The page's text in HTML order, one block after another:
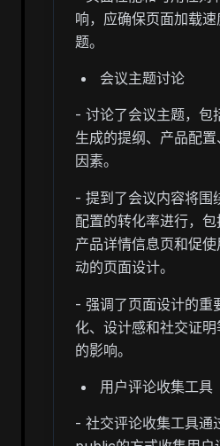
响，应确保页面加载
题。
会议主题讨论
- 讨论了会议主题，包
生成的提纲、产品配
因素。
- 提到了会议内容将围
配置的转化率进行，包
产品详情信息页和促
动的页面设计。
- 强调了页面设计的重
化、设计感和社交证
的影响。
用户评论收集工具
- 社交评论收集工具通